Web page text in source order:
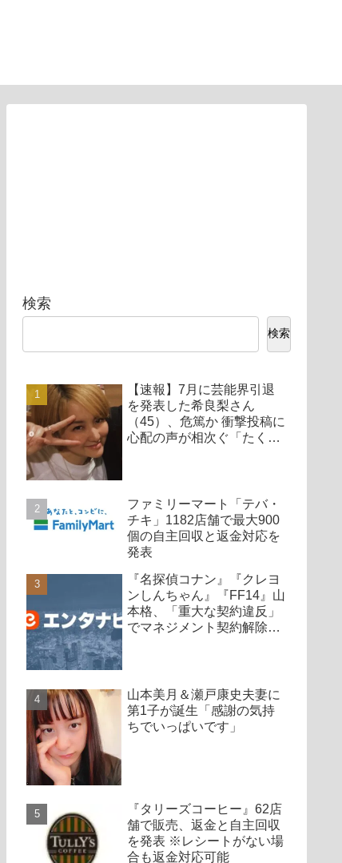
検索
検索
【速報】7月に芸能界引退
を発表した希良梨さん
（45）、危篤か 衝撃投稿に
心配の声が相次ぐ「たくさ
ファミリーマート「テバ・
チキ」1182店舗で最大900
個の自主回収と返金対応を
発表
『名探偵コナン』『クレヨ
ンしんちゃん』『FF14』山
本格、「重大な契約違反」
でマネジメント契約解除、
山本美月＆瀬戸康史夫妻に
第1子が誕生「感謝の気持
ちでいっぱいです」
『タリーズコーヒー』62店
舗で販売、返金と自主回収
を発表 ※レシートがない場
合も返金対応可能